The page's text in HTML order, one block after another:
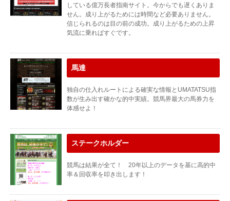
している億万長者指南サイト。今からでも遅くありま
せん。成り上がるためには時間など必要ありません。
信じられるのは目の前の成功。成り上がるための上昇
気流に乗ればすぐです。
馬達
独自の仕入れルートによる確実な情報とUMATATSU指
数が生み出す確かな的中実績。競馬界最大の馬券力を
体感せよ！
ステークホルダー
競馬は結果が全て！ 20年以上のデータを基に高的中
率＆回収率を叩き出します！